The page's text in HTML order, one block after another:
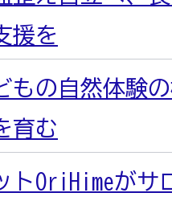
援を
もの自然体験
育む
トOriHimeがサ